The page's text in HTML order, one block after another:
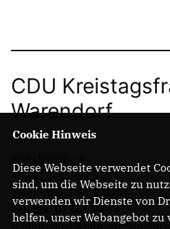
CDU
Warendorf
48231 Warendorf
Telefon: 02581 94640
Telefax: 02581 946415
E-Mail: post@cdu-
Cookie Hinweis
Diese Webseite verwendet
sind, um die Webseite zu
verwenden wir Dienste von
helfen, unser Webangebot zu